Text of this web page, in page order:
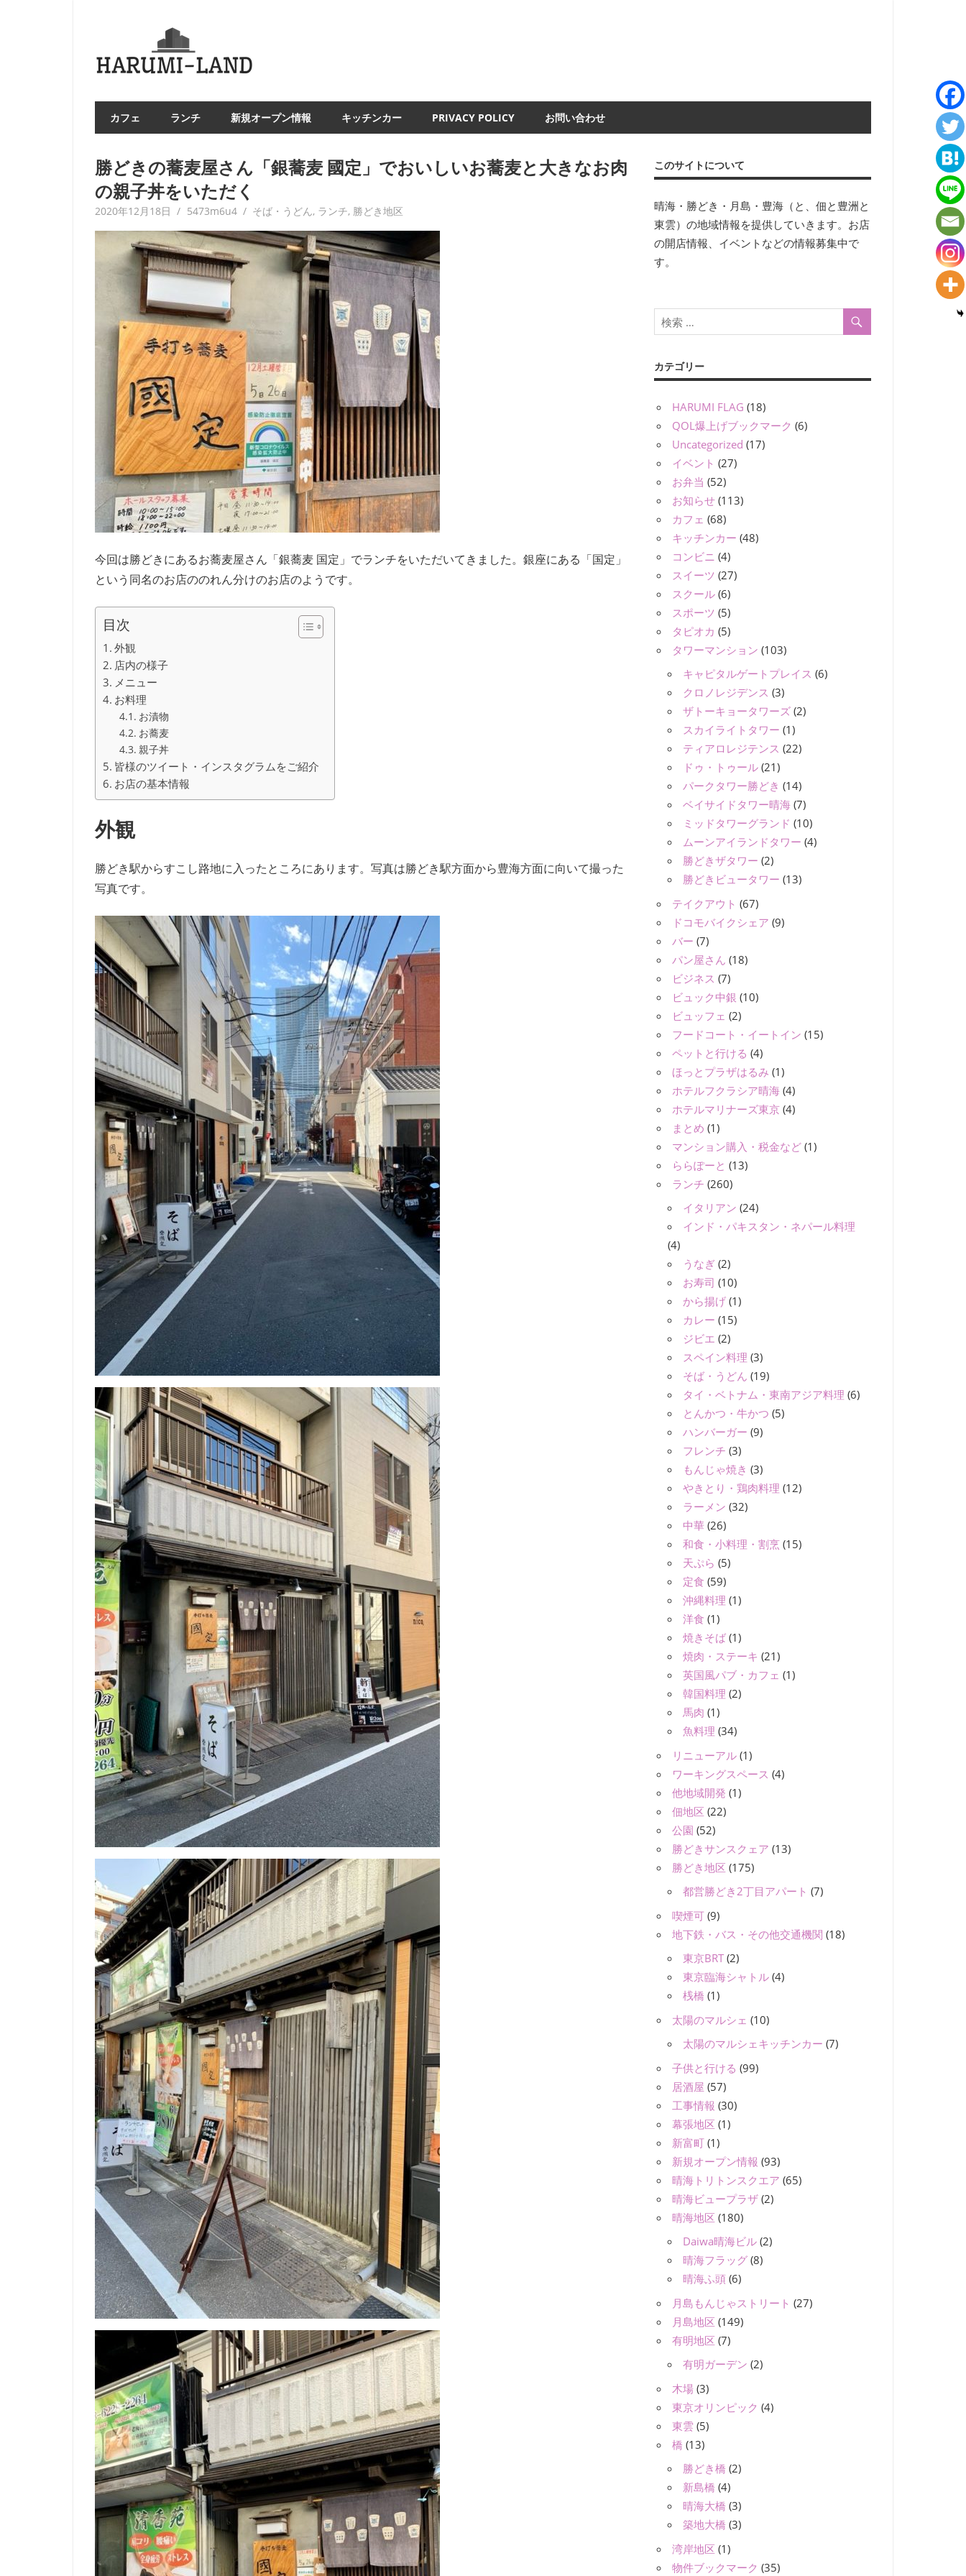
カフェ ランチ 新規オープン情報 キッチンカー PRIVACY POLICY お問い合わせ
勝どきの蕎麦屋さん「銀蕎麦 國定」でおいしいお蕎麦と大きなお肉
の親子丼をいただく
2020年12月18日 5473m6u4 そば・うどん, ランチ, 勝どき地区
今回は勝どきにあるお蕎麦屋さん「銀蕎麦 国定」でランチをいただいてきました。銀座にある「国定」
という同名のお店ののれん分けのお店のようです。
目次
外観
店内の様子
メニュー
お料理
お漬物
お蕎麦
親子丼
皆様のツイート・インスタグラムをご紹介
お店の基本情報
外観
勝どき駅からすこし路地に入ったところにあります。写真は勝どき駅方面から豊海方面に向いて撮った
写真です。
このサイトについて
晴海・勝どき・月島・豊海（と、佃と豊洲と
東雲）の地域情報を提供していきます。お店
の開店情報、イベントなどの情報募集中で
す。
カテゴリー
HARUMI FLAG (18)
QOL爆上げブックマーク (6)
Uncategorized (17)
イベント (27)
お弁当 (52)
お知らせ (113)
カフェ (68)
キッチンカー (48)
コンビニ (4)
スイーツ (27)
スクール (6)
スポーツ (5)
タピオカ (5)
タワーマンション (103)
キャピタルゲートプレイス (6)
クロノレジデンス (3)
ザトーキョータワーズ (2)
スカイライトタワー (1)
ティアロレジテンス (22)
ドゥ・トゥール (21)
パークタワー勝どき (14)
ベイサイドタワー晴海 (7)
ミッドタワーグランド (10)
ムーンアイランドタワー (4)
勝どきザタワー (2)
勝どきビュータワー (13)
テイクアウト (67)
ドコモバイクシェア (9)
バー (7)
パン屋さん (18)
ビジネス (7)
ビュック中銀 (10)
ビュッフェ (2)
フードコート・イートイン (15)
ペットと行ける (4)
ほっとプラザはるみ (1)
ホテルフクラシア晴海 (4)
ホテルマリナーズ東京 (4)
まとめ (1)
マンション購入・税金など (1)
ららぽーと (13)
ランチ (260)
イタリアン (24)
インド・パキスタン・ネパール料理
(4)
うなぎ (2)
お寿司 (10)
から揚げ (1)
カレー (15)
ジビエ (2)
スペイン料理 (3)
そば・うどん (19)
タイ・ベトナム・東南アジア料理 (6)
とんかつ・牛かつ (5)
ハンバーガー (9)
フレンチ (3)
もんじゃ焼き (3)
やきとり・鶏肉料理 (12)
ラーメン (32)
中華 (26)
和食・小料理・割烹 (15)
天ぷら (5)
定食 (59)
沖縄料理 (1)
洋食 (1)
焼きそば (1)
焼肉・ステーキ (21)
英国風パブ・カフェ (1)
韓国料理 (2)
馬肉 (1)
魚料理 (34)
リニューアル (1)
ワーキングスペース (4)
他地域開発 (1)
佃地区 (22)
公園 (52)
勝どきサンスクェア (13)
勝どき地区 (175)
都営勝どき2丁目アパート (7)
喫煙可 (9)
地下鉄・バス・その他交通機関 (18)
東京BRT (2)
東京臨海シャトル (4)
桟橋 (1)
太陽のマルシェ (10)
太陽のマルシェキッチンカー (7)
子供と行ける (99)
居酒屋 (57)
工事情報 (30)
幕張地区 (1)
新富町 (1)
新規オープン情報 (93)
晴海トリトンスクエア (65)
晴海ビュープラザ (2)
晴海地区 (180)
Daiwa晴海ビル (2)
晴海フラッグ (8)
晴海ふ頭 (6)
月島もんじゃストリート (27)
月島地区 (149)
有明地区 (7)
有明ガーデン (2)
木場 (3)
東京オリンピック (4)
東雲 (5)
橋 (13)
勝どき橋 (2)
新島橋 (4)
晴海大橋 (3)
築地大橋 (3)
湾岸地区 (1)
物件ブックマーク (35)